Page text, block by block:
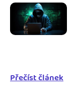
Přečíst článek